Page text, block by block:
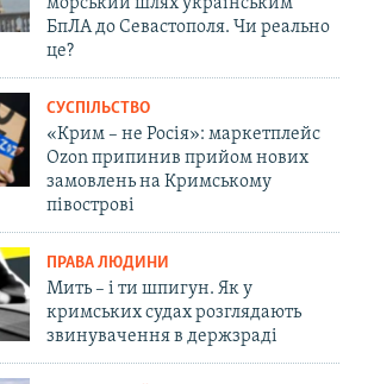
морський шлях українським
БпЛА до Севастополя. Чи реально
це?
СУСПІЛЬСТВО
«Крим – не Росія»: маркетплейс
Ozon припинив прийом нових
замовлень на Кримському
півострові
ПРАВА ЛЮДИНИ
Мить – і ти шпигун. Як у
кримських судах розглядають
звинувачення в держзраді